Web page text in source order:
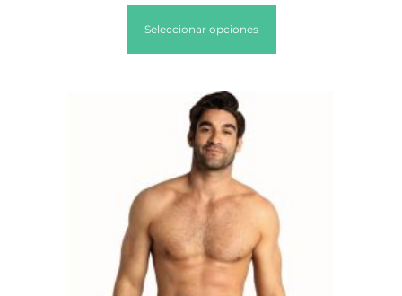
Seleccionar opciones